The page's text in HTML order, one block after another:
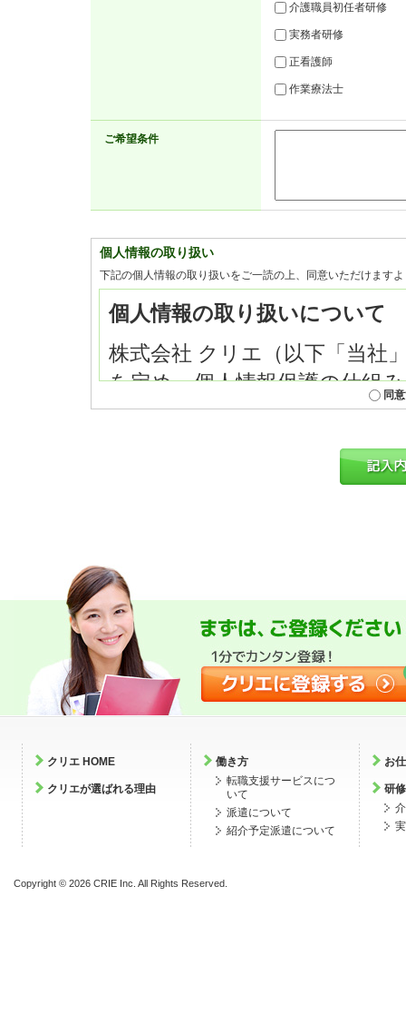
介護職員初任者研修
実務者研修
正看護師
作業療法士
ご希望条件
個人情報の取り扱い
下記の個人情報の取り扱いをご一読の上、同意いただけます
同
クリエ HOME
クリエが選ばれる理由
働き方
転職支援サービスにつ
いて
派遣について
紹介予定派遣について
お
研
Copyright © 2026 CRIE Inc. All Rights Reserved.